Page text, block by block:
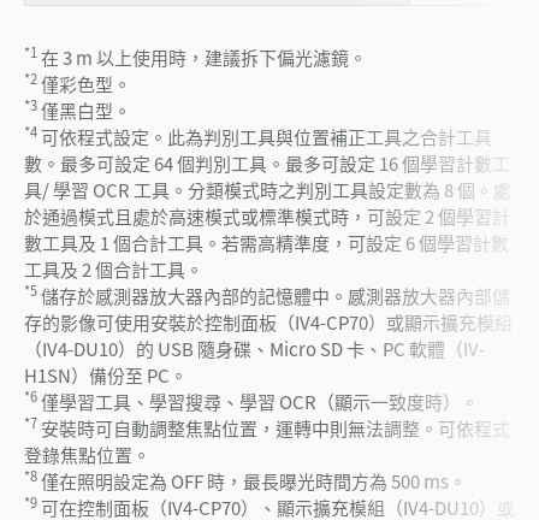
*1 在 3 m 以上使用時，建議拆下偏光濾鏡。
*2僅彩色型。
*3僅黑白型。
*4 可依程式設定。此為判別工具與位置補正工具之合計工具
數。最多可設定 64 個判別工具。最多可設定 16 個學習計數工
具/ 學習 OCR 工具。分類模式時之判別工具設定數為 8 個。處
於通過模式且處於高速模式或標準模式時，可設定 2 個學習計
數工具及 1 個合計工具。若需高精準度，可設定 6 個學習計數
工具及 2 個合計工具。
*5儲存於感測器放大器內部的記憶體中。感測器放大器內部儲
存的影像可使用安裝於控制面板（IV4-CP70）或顯示擴充模組
（IV4-DU10）的 USB 隨身碟、Micro SD 卡、PC 軟體（IV-
H1SN）備份至 PC。
*6僅學習工具、學習搜尋、學習 OCR（顯示一致度時）。
*7 安裝時可自動調整焦點位置，運轉中則無法調整。可依程式
登錄焦點位置。
*8僅在照明設定為 OFF 時，最長曝光時間方為 500 ms。
*9 可在控制面板（IV4-CP70）、顯示擴充模組（IV4-DU10）或